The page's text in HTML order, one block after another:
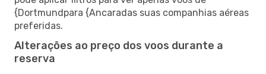
{Dortmundpara {Ancaradas suas companhias aéreas
preferidas.
Alterações ao preço dos voos durante a
reserva